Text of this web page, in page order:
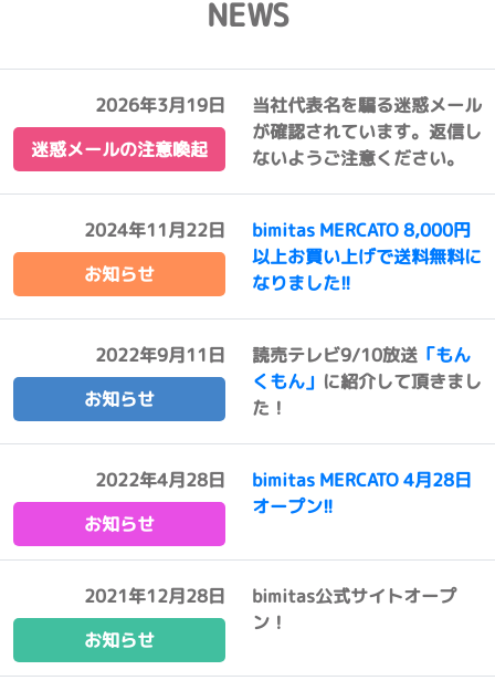
NEWS
2026年3月19日
迷惑メールの注意喚起
当社代表名を騙る迷惑メール
が確認されています。返信し
ないようご注意ください。
2024年11月22日
お知らせ
bimitas MERCATO 8,000円
以上お買い上げで送料無料に
なりました!!
2022年9月11日
お知らせ
読売テレビ9/10放送 「もん
くもん」 に紹介して頂きまし
た！
2022年4月28日
お知らせ
bimitas MERCATO 4月28日
オープン!!
2021年12月28日
お知らせ
bimitas公式サイトオープ
ン！